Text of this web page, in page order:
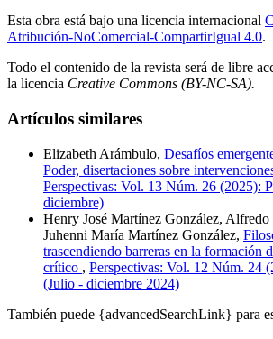
Esta obra está bajo una licencia internacional
Atribución-NoComercial-CompartirIgual 4.0.
Todo el contenido de la revista será de libre
la licencia Creative Commons (BY-NC-SA).
Artículos similares
Elizabeth Arámbulo, Desafíos
Poder, disertaciones sobre
Perspectivas: Vol. 13 Núm. 26 (2025):
diciembre)
Henry José Martínez González, Alfredo
Juhenni María Martínez González,
trascendiendo barreras en la formación
crítico , Perspectivas: Vol. 12 Núm. 24
(Julio - diciembre 2024)
También puede {advancedSearchLink} para